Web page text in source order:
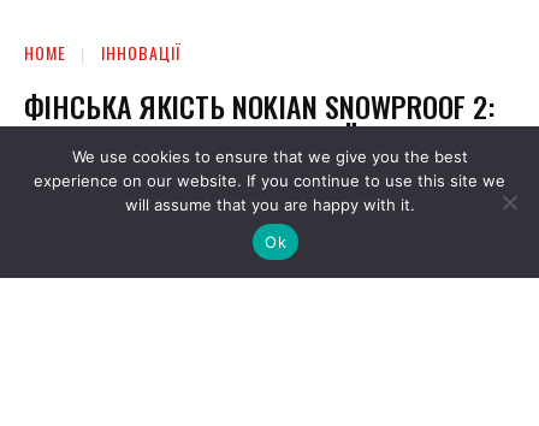
We use cookies to ensure that we give you the best
experience on our website. If you continue to use this site we
will assume that you are happy with it.
Ok